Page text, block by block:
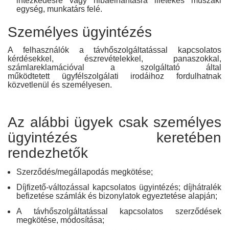
egység, munkatárs felé.
Személyes ügyintézés
A felhasználók a távhőszolgáltatással kapcsolatos
kérdésekkel, észrevételekkel, panaszokkal,
számlareklamációval a szolgáltató által
működtetett ügyfélszolgálati irodáihoz fordulhatnak
közvetlenül és személyesen.
Az alábbi ügyek csak személyes
ügyintézés keretében
rendezhetők
Szerződés/megállapodás megkötése;
Díjfizető-változással kapcsolatos ügyintézés; díjhátralék
befizetése számlák és bizonylatok egyeztetése alapján;
A távhőszolgáltatással kapcsolatos szerződések
megkötése, módosítása;